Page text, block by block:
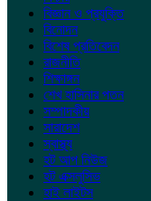
বিজ্ঞান ও প্রযুক্তি
বিনোদন
বিশেষ প্রতিবেদন
রাজনীতি
শিক্ষাঙ্গন
শেখ হাসিনার পতন
সম্পাদকীয়
সারাদেশ
স্বাস্থ্য
হট আপ নিউজ
হট এক্সলুসিভ
হাই লাইটস